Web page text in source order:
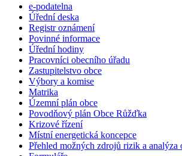
e-podatelna
Úřední deska
Registr oznámení
Povinné informace
Úřední hodiny
Pracovníci obecního úřadu
Zastupitelstvo obce
Výbory a komise
Matrika
Územní plán obce
Povodňový plán Obce Růžďka
Krizové řízení
Místní energetická koncepce
Přehled možných zdrojů rizik a analýza